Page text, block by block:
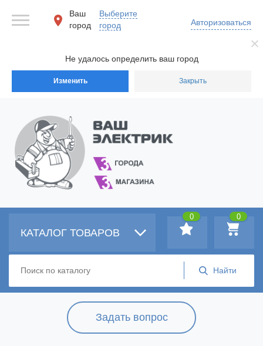
Не удалось определить ваш город
Изменить Закрыть
Ваш
город
Выберите
город
Авторизоваться
Задать вопрос
КАТАЛОГ ТОВАРОВ
0
0